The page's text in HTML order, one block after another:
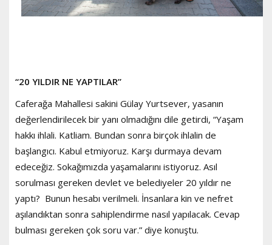
“20 YILDIR NE YAPTILAR”
Caferağa Mahallesi sakini Gülay Yurtsever, yasanın
değerlendirilecek bir yanı olmadığını dile getirdi, “Yaşam
hakkı ihlali. Katliam. Bundan sonra birçok ihlalin de
başlangıcı. Kabul etmiyoruz. Karşı durmaya devam
edeceğiz. Sokağımızda yaşamalarını istiyoruz. Asıl
sorulması gereken devlet ve belediyeler 20 yıldır ne
yaptı? Bunun hesabı verilmeli. İnsanlara kin ve nefret
aşılandıktan sonra sahiplendirme nasıl yapılacak. Cevap
bulması gereken çok soru var.” diye konuştu.